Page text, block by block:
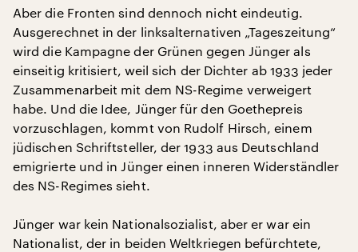
Aber die Fronten sind dennoch nicht eindeutig.
Ausgerechnet in der linksalternativen „Tageszeitung“
wird die Kampagne der Grünen gegen Jünger als
einseitig kritisiert, weil sich der Dichter ab 1933 jeder
Zusammenarbeit mit dem NS-Regime verweigert
habe. Und die Idee, Jünger für den Goethepreis
vorzuschlagen, kommt von Rudolf Hirsch, einem
jüdischen Schriftsteller, der 1933 aus Deutschland
emigrierte und in Jünger einen inneren Widerständler
des NS-Regimes sieht.
Jünger war kein Nationalsozialist, aber er war ein
Nationalist, der in beiden Weltkriegen befürchtete,